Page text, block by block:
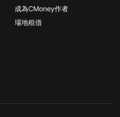
成為CMoney作者
場地租借